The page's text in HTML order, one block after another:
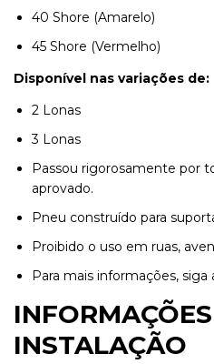
40 Shore (Amarelo)
45 Shore (Vermelho)
Disponível nas variações de:
2 Lonas
3 Lonas
Passou rigorosamente por
aprovado.
Pneu construído para
Proibido o uso em ruas,
Para mais informações, siga
INSTALAÇÃO